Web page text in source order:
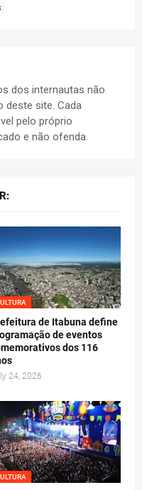
dos internautas não
deste site. Cada
pelo próprio
e não ofenda.
de Itabuna define
de eventos
dos 116
24, 2026